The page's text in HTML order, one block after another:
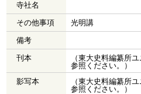
寺社名
その他事項
光明講
備考
刊本
（東大史料編纂所
参照ください。）
影写本
（東大史料編纂所
参照ください。）